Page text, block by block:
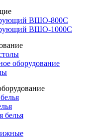
ВШО-800С
ВШО-1000С
оборудование
белья